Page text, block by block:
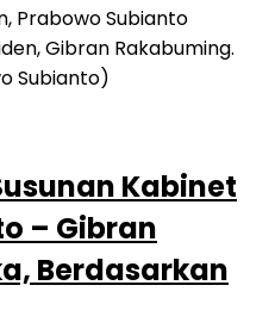
Kabinet
– Gibran
Berdasarkan